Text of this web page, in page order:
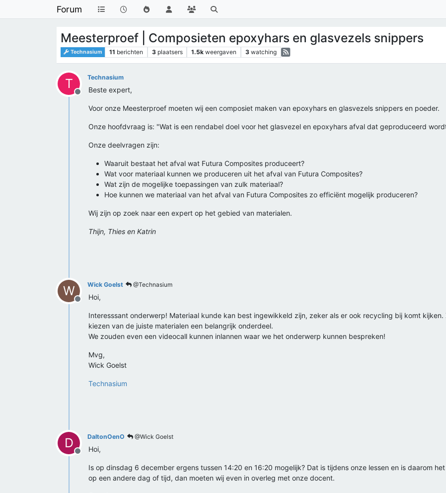
Forum
Meesterproef | Composieten epoxyhars en glasvezels snippers
Technasium 11 berichten 3 plaatsers 1.5k weergaven 3 watching
T
Offline
Technasium
Beste expert,
Voor onze Meesterproef moeten wij een composiet maken van epoxyhars en glasvezels snippers en poeder.
Onze hoofdvraag is: "Wat is een rendabel doel voor het glasvezel en epoxyhars afval dat geproduceerd
Onze deelvragen zijn:
Waaruit bestaat het afval wat Futura Composites produceert?
Wat voor materiaal kunnen we produceren uit het afval van Futura Composites?
Wat zijn de mogelijke toepassingen van zulk materiaal?
Hoe kunnen we materiaal van het afval van Futura Composites zo efficiënt mogelijk produceren?
Wij zijn op zoek naar een expert op het gebied van materialen.
Thijn, Thies en Katrin
W
Offline
Wick Goelst @Technasium
Hoi,
Interesssant onderwerp! Materiaal kunde kan best ingewikkeld zijn, zeker als er ook recycling bij komt
kiezen van de juiste materialen een belangrijk onderdeel.
We zouden even een videocall kunnen inlannen waar we het onderwerp kunnen bespreken!
Mvg,
Wick Goelst
Technasium
D
Offline
DaltonOenO @Wick Goelst
Hoi,
Is op dinsdag 6 december ergens tussen 14:20 en 16:20 mogelijk? Dat is tijdens onze lessen en is daarom
op een andere dag of tijd, dan moeten wij even in overleg met onze docent.